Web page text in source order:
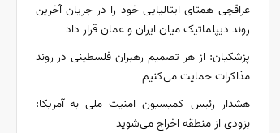
عراقچی همتای ایتالیایی خود را در جریان آخرین
روند دیپلماتیک میان ایران و عمان قرار داد
پزشکیان: از هر تصمیم رهبران فلسطینی در روند
مذاکرات حمایت می‌کنیم
هشدار رئیس کمیسیون امنیت ملی به آمریکا:
بزودی از منطقه اخراج می‌شوید